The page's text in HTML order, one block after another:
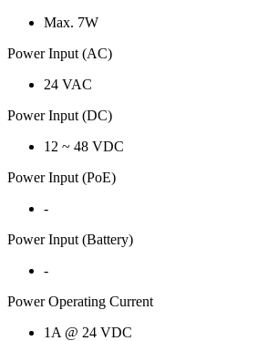
Max. 7W
Power Input (AC)
24 VAC
Power Input (DC)
12 ~ 48 VDC
Power Input (PoE)
-
Power Input (Battery)
-
Power Operating Current
1A @ 24 VDC